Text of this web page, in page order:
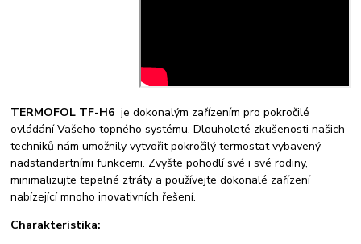
TERMOFOL TF-H6 je dokonalým zařízením pro pokročilé
ovládání Vašeho topného systému. Dlouholeté zkušenosti našich
techniků nám umožnily vytvořit pokročilý termostat vybavený
nadstandartními funkcemi. Zvyšte pohodlí své i své rodiny,
minimalizujte tepelné ztráty a používejte dokonalé zařízení
nabízející mnoho inovativních řešení.
Charakteristika: